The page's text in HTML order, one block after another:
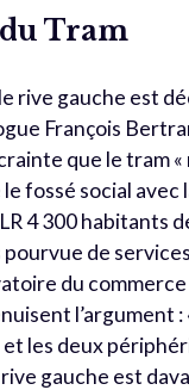
Tram
rive gauche est
François
que le tram «
fossé social avec
4 300 habitants
de services
du
l’argument :
les deux
gauche est